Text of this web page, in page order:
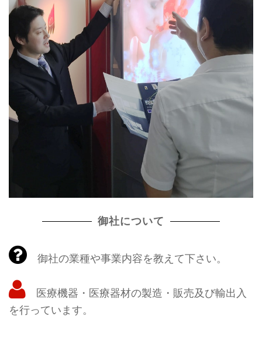
御社について
御社の業種や事業内容を教えて下さい。
医療機器・医療器材の製造・販売及び輸出入
を行っています。